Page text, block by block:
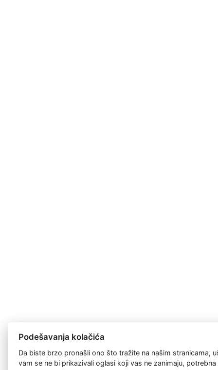
Podešavanja kolačića
Da biste brzo pronašli ono što tražite na našim stranicama,
vam se ne bi prikazivali oglasi koji vas ne zanimaju,